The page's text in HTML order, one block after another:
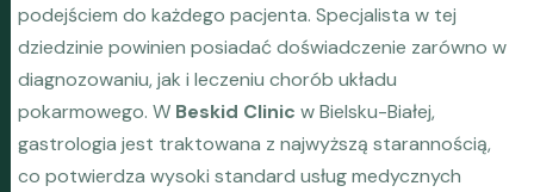
podejściem do każdego pacjenta. Specjalista w tej
dziedzinie powinien posiadać doświadczenie zarówno w
diagnozowaniu, jak i leczeniu chorób układu
pokarmowego. W Beskid Clinic w Bielsku-Białej,
gastrologia jest traktowana z najwyższą starannością,
co potwierdza wysoki standard usług medycznych